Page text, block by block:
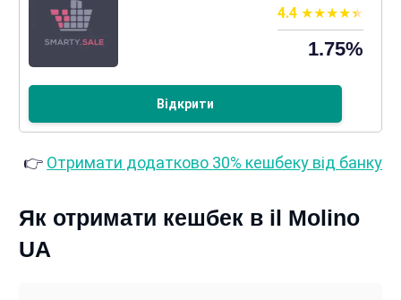
4.4
1.75%
Відкрити
👉 Отримати додатково 30% кешбеку від банку
Як отримати кешбек в il Molino
UA